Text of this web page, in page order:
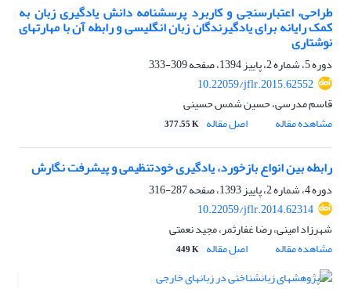
طراحی، اعتبارسنجی و کاربرد پرسشنامه دانش یادگیری زبان به
کمک رایانه برای یادگیرندگان زبان انگلیسی و رابطه آن با مهارتهای
نوشتاری
دوره 5، شماره 2، پاییز 1394، صفحه
309-333
10.22059/jflr.2015.62552
قاسم مدرسی، حسین شمس حسینی
مشاهده مقاله
اصل مقاله 377.55 K
رابطه‌ بین انواع بازخورد، یادگیری خودتنظیمی و پیشرفت نگارش
دوره 4، شماره 2، پاییز 1393، صفحه
287-316
10.22059/jflr.2014.62314
شهرزاد امینی، رضا غفارثمر، مجید نعمتی
مشاهده مقاله
اصل مقاله 449 K